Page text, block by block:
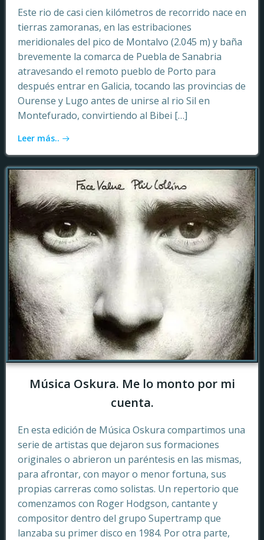
Este rio de casi cien kilómetros de recorrido nace en
tierras zamoranas, en las estribaciones
meridionales del pico de Montalvo (2.045 m) y baña
brevemente la comarca de Puebla de Sanabria
atravesando el remoto pueblo de Porto para
después entrar en Galicia, tocando las provincias de
Ourense y Lugo antes de unirse al rio Sil en
Montefurado, convirtiendo al Bibei […]
Leer más..
Música Oskura. Me lo monto por mi
cuenta.
En esta edición de Música Oskura compartimos una
serie de artistas que dejaron sus formaciones
originales o abrieron un paréntesis en las mismas,
para afrontar, con mayor o menor fortuna, sus
propias carreras como solistas. Un repertorio que
comenzamos con Roger Hodgson, cantante y
compositor dentro del grupo Supertramp que
lanzaba su primer disco en 1984. Por otra parte,